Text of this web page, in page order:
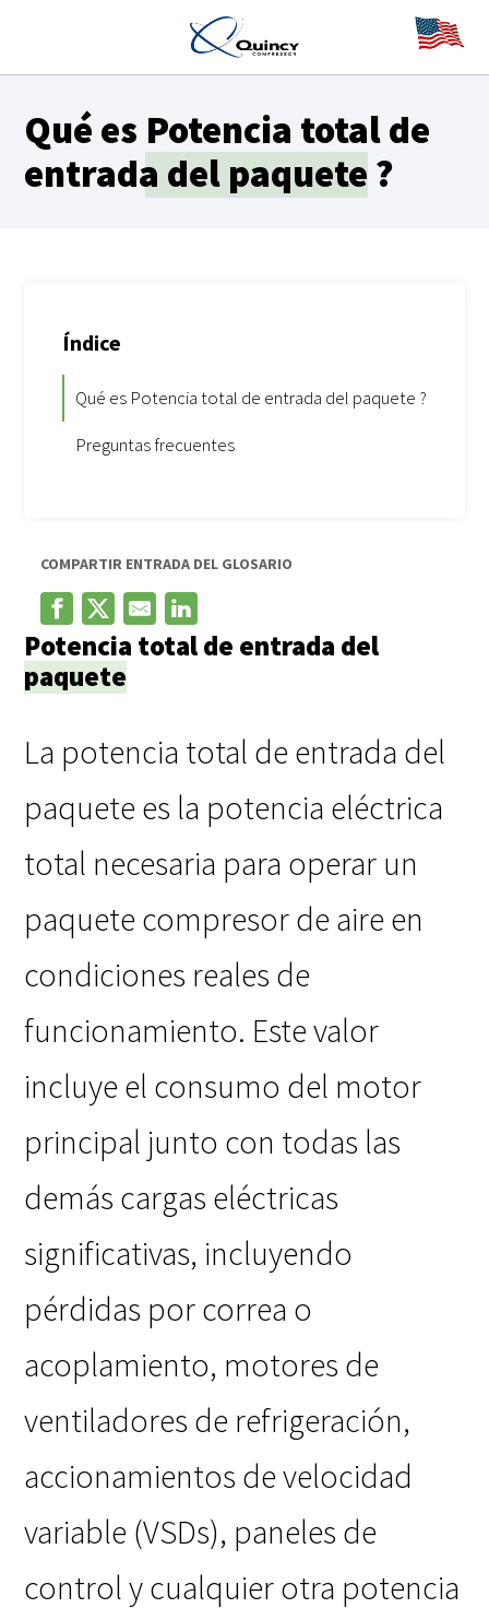
Qué es Potencia total de
entrada del paquete ?
Índice
Qué es Potencia total de entrada del paquete ?
Preguntas frecuentes
COMPARTIR ENTRADA DEL GLOSARIO
Potencia total de entrada del
paquete
La potencia total de entrada del
paquete es la potencia eléctrica
total necesaria para operar un
paquete compresor de aire en
condiciones reales de
funcionamiento. Este valor
incluye el consumo del motor
principal junto con todas las
demás cargas eléctricas
significativas, incluyendo
pérdidas por correa o
acoplamiento, motores de
ventiladores de refrigeración,
accionamientos de velocidad
variable (VSDs), paneles de
control y cualquier otra potencia